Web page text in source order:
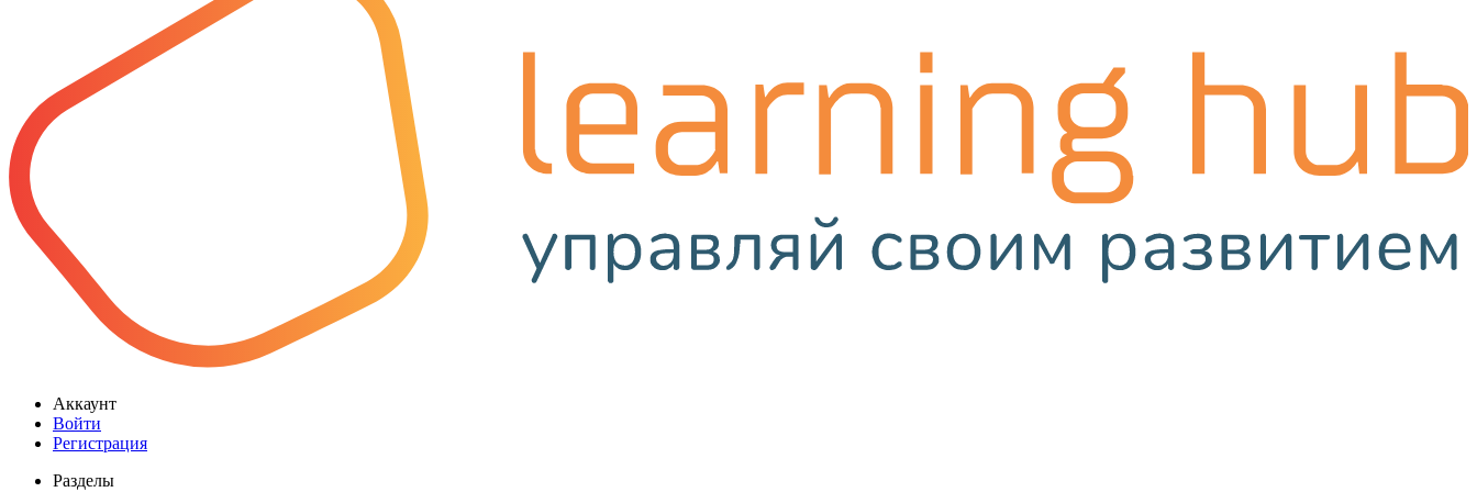
Аккаунт
Войти
Регистрация
Разделы